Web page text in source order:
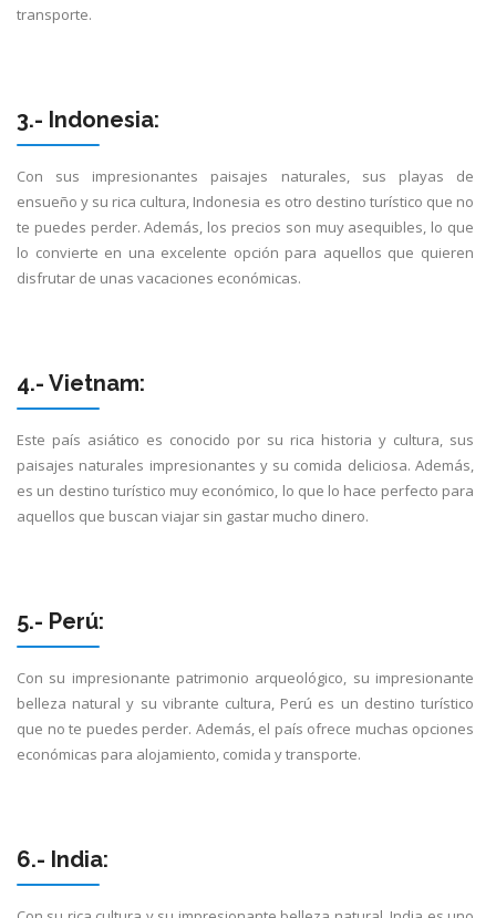
transporte.
3.- Indonesia:
Con sus impresionantes paisajes naturales, sus playas de
ensueño y su rica cultura, Indonesia es otro destino turístico que no
te puedes perder. Además, los precios son muy asequibles, lo que
lo convierte en una excelente opción para aquellos que quieren
disfrutar de unas vacaciones económicas.
4.- Vietnam:
Este país asiático es conocido por su rica historia y cultura, sus
paisajes naturales impresionantes y su comida deliciosa. Además,
es un destino turístico muy económico, lo que lo hace perfecto para
aquellos que buscan viajar sin gastar mucho dinero.
5.- Perú:
Con su impresionante patrimonio arqueológico, su impresionante
belleza natural y su vibrante cultura, Perú es un destino turístico
que no te puedes perder. Además, el país ofrece muchas opciones
económicas para alojamiento, comida y transporte.
6.- India: